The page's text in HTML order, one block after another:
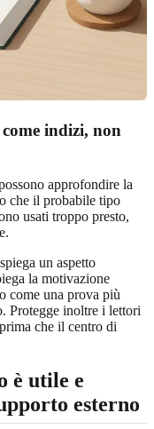
indizi, non
approfondire la
che il probabile tipo
usati troppo presto,
un aspetto
la motivazione
come una prova più
Protegge inoltre i lettori
che il centro di
è utile e
esterno